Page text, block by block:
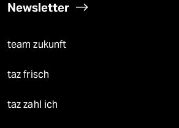
Newsletter
team zukunft
taz frisch
taz zahl ich